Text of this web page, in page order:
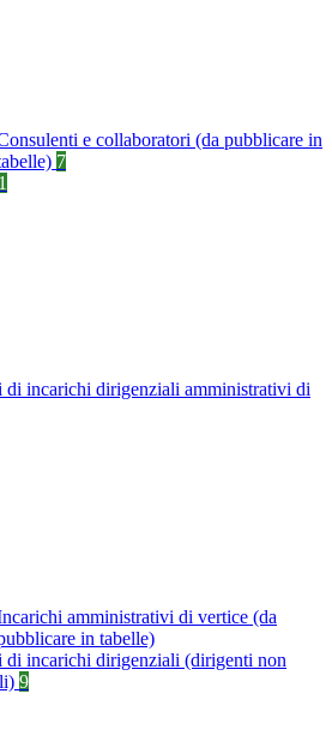
e collaboratori (da pubblicare in
7
di incarichi dirigenziali amministrativi di
amministrativi di vertice (da
in tabelle)
di incarichi dirigenziali (dirigenti non
9